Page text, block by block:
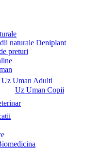
naturale Deniplant
preturi
Uz Uman Adulti
Uz Uman Copii